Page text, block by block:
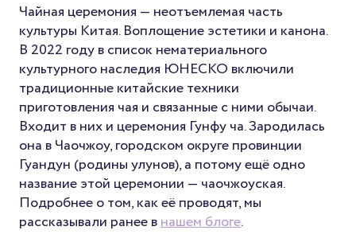
Чайная церемония — неотъемлемая часть
культуры Китая. Воплощение эстетики и канона.
В 2022 году в список нематериального
культурного наследия ЮНЕСКО включили
традиционные китайские техники
приготовления чая и связанные с ними обычаи.
Входит в них и церемония Гунфу ча. Зародилась
она в Чаочжоу, городском округе провинции
Гуандун (родины улунов), а потому ещё одно
название этой церемонии — чаочжоуская.
Подробнее о том, как её проводят, мы
рассказывали ранее внашем блоге.